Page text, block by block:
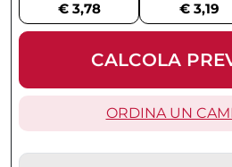
€ 3,78
€ 3,19
CALCOLA
ORDINA UN